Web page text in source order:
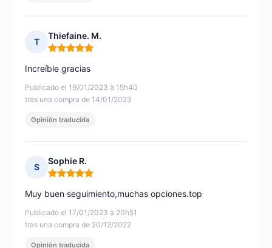
T
Thiefaine. M.
Nota: 5 de 5
Publicado el 19/01/2023 à 15h40
tras una compra de 14/01/2023
Increíble gracias
Opinión traducida
S
Sophie R.
Nota: 5 de 5
Publicado el 17/01/2023 à 20h51
tras una compra de 20/12/2022
Muy buen seguimiento,muchas opciones.top
Opinión traducida